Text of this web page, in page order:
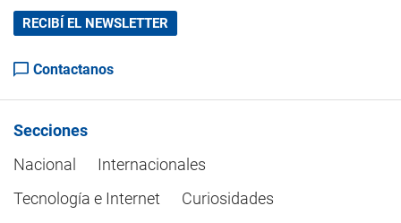
RECIBÍ EL NEWSLETTER
Contactanos
Secciones
Nacional
Internacionales
Tecnología e Internet
Curiosidades